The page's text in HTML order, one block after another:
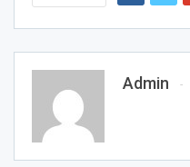
Admin